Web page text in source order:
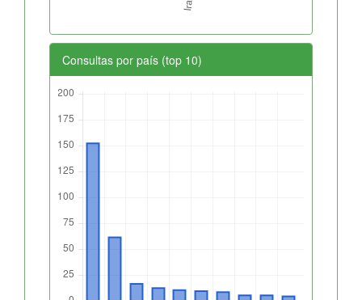
Consultas por país (top 10)